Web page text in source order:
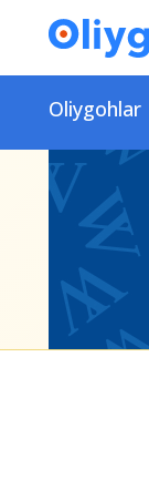
Oliygohlar